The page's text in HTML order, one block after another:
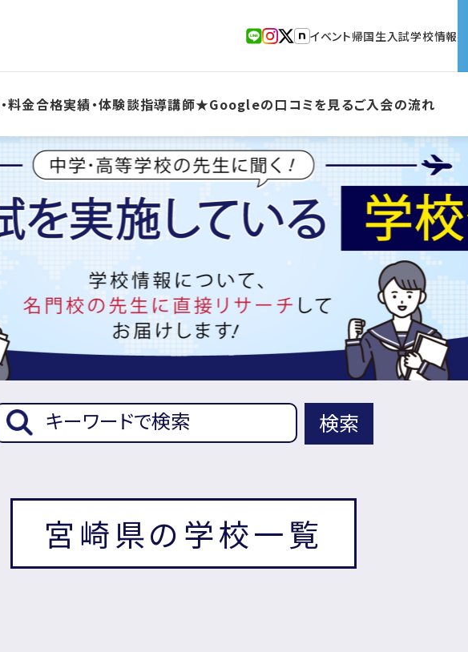
イベント帰国生入試学校情報
料金合格実績・体験談指導講師★Googleの口コミを見るご入会の流れ
検索
宮崎県の学校一覧